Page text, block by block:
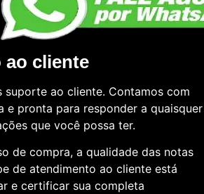
cliente
suporte ao cliente. Contamos com
e pronta para responder a quaisquer
que você possa ter.
de compra, a qualidade das notas
de atendimento ao cliente está
e certificar sua completa